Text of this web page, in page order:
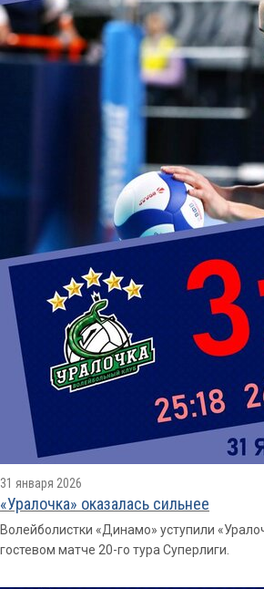
31 января 2026
«Уралочка» оказалась сильнее
Волейболистки «Динамо» уступили
гостевом матче 20-го тура Суперлиги.